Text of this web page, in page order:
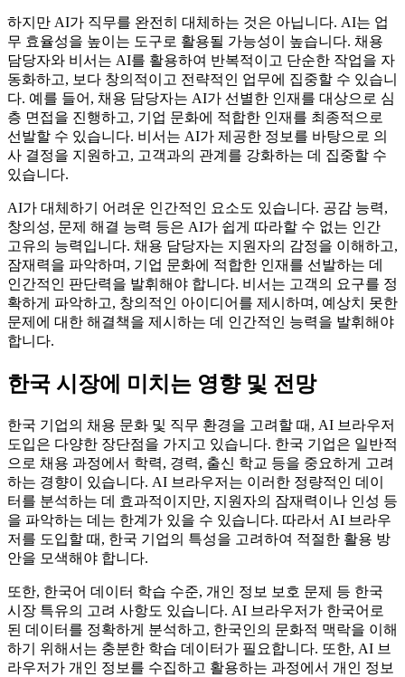
하지만 AI가 직무를 완전히 대체하는 것은 아닙니다. AI는 업
무 효율성을 높이는 도구로 활용될 가능성이 높습니다. 채용
담당자와 비서는 AI를 활용하여 반복적이고 단순한 작업을 자
동화하고, 보다 창의적이고 전략적인 업무에 집중할 수 있습니
다. 예를 들어, 채용 담당자는 AI가 선별한 인재를 대상으로 심
층 면접을 진행하고, 기업 문화에 적합한 인재를 최종적으로
선발할 수 있습니다. 비서는 AI가 제공한 정보를 바탕으로 의
사 결정을 지원하고, 고객과의 관계를 강화하는 데 집중할 수
있습니다.
AI가 대체하기 어려운 인간적인 요소도 있습니다. 공감 능력,
창의성, 문제 해결 능력 등은 AI가 쉽게 따라할 수 없는 인간
고유의 능력입니다. 채용 담당자는 지원자의 감정을 이해하고,
잠재력을 파악하며, 기업 문화에 적합한 인재를 선발하는 데
인간적인 판단력을 발휘해야 합니다. 비서는 고객의 요구를 정
확하게 파악하고, 창의적인 아이디어를 제시하며, 예상치 못한
문제에 대한 해결책을 제시하는 데 인간적인 능력을 발휘해야
합니다.
한국 시장에 미치는 영향 및 전망
한국 기업의 채용 문화 및 직무 환경을 고려할 때, AI 브라우저
도입은 다양한 장단점을 가지고 있습니다. 한국 기업은 일반적
으로 채용 과정에서 학력, 경력, 출신 학교 등을 중요하게 고려
하는 경향이 있습니다. AI 브라우저는 이러한 정량적인 데이
터를 분석하는 데 효과적이지만, 지원자의 잠재력이나 인성 등
을 파악하는 데는 한계가 있을 수 있습니다. 따라서 AI 브라우
저를 도입할 때, 한국 기업의 특성을 고려하여 적절한 활용 방
안을 모색해야 합니다.
또한, 한국어 데이터 학습 수준, 개인 정보 보호 문제 등 한국
시장 특유의 고려 사항도 있습니다. AI 브라우저가 한국어로
된 데이터를 정확하게 분석하고, 한국인의 문화적 맥락을 이해
하기 위해서는 충분한 학습 데이터가 필요합니다. 또한, AI 브
라우저가 개인 정보를 수집하고 활용하는 과정에서 개인 정보